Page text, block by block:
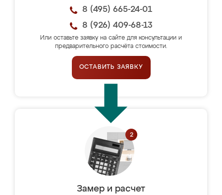
8 (495) 665-24-01
8 (926) 409-68-13
Или оставьте заявку на сайте для консультации и
предварительного расчёта стоимости.
ОСТАВИТЬ ЗАЯВКУ
Замер и расчет